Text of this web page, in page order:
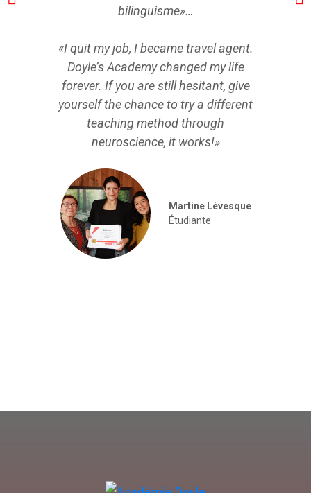
bilinguisme»…
«I quit my job, I became travel agent.
Doyle’s Academy changed my life
forever. If you are still hesitant, give
yourself the chance to try a different
teaching method through
neuroscience, it works!»
Martine Lévesque
Étudiante